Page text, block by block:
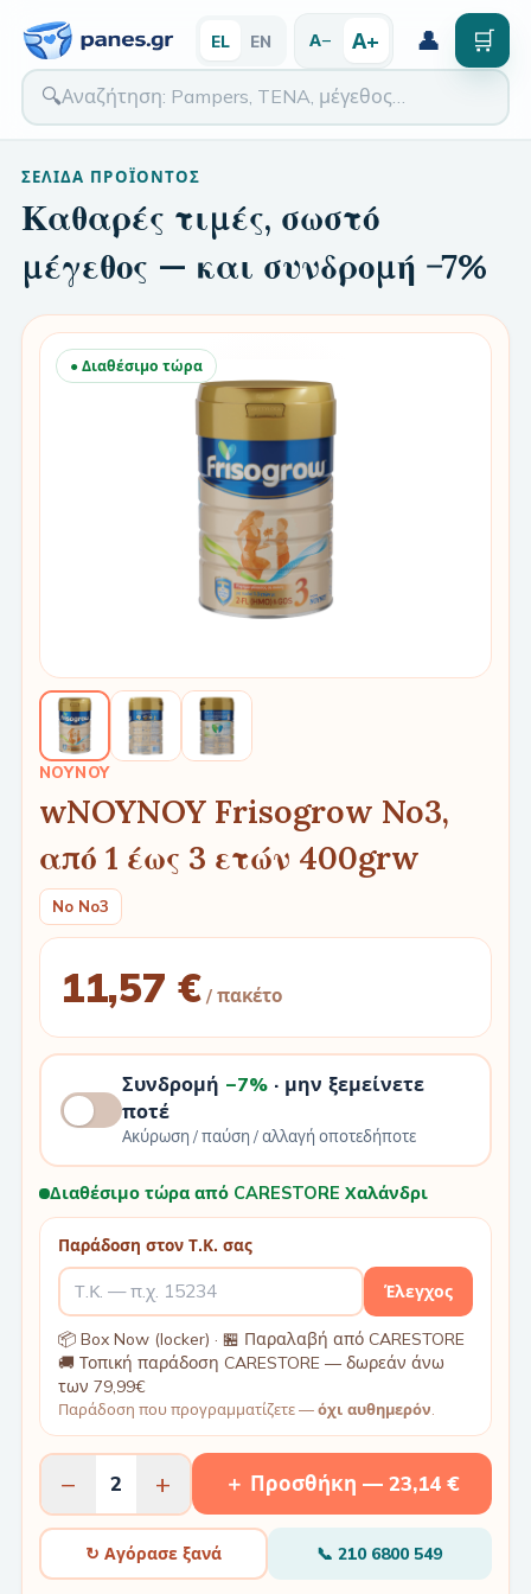
🔍
EL EN Α− Α+ 👤 🛒
ΣΕΛΊΔΑ ΠΡΟΪΌΝΤΟΣ
Καθαρές τιμές, σωστό
μέγεθος — και συνδρομή −7%
● Διαθέσιμο τώρα
NOYNOY
wNOYNOY Frisogrow No3,
από 1 έως 3 ετών 400grw
No No3
11,57 € / πακέτο
Συνδρομή −7%· μην ξεμείνετε
ποτέ
Ακύρωση / παύση / αλλαγή οποτεδήποτε
Διαθέσιμο τώρα από CARESTORE Χαλάνδρι
Παράδοση στον Τ.Κ. σας
Έλεγχος
📦 Box Now (locker) · 🏪 Παραλαβή από CARESTORE
🚚 Τοπική παράδοση CARESTORE — δωρεάν άνω
των 79,99€
Παράδοση που προγραμματίζετε —όχι αυθημερόν
− 2 + ＋ Προσθήκη — 23,14 €
↻ Αγόρασε ξανά 📞210 6800 549